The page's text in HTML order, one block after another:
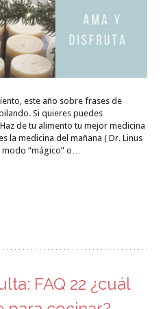
este año sobre frases de
Si quieres puedes
de tu alimento tu mejor medicina
la medicina del mañana ( Dr. Linus
modo “mágico” o…
FAQ 22 ¿cuál